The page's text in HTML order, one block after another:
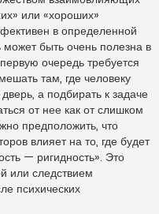
или «хороших»
в определенной
быть очень полезна в
очередь требуется
там, где человеку
а подбирать к задаче
от нее как от слишком
предположить, что
влияет на то, где будет
— ригидность». Это
или следствием
психических